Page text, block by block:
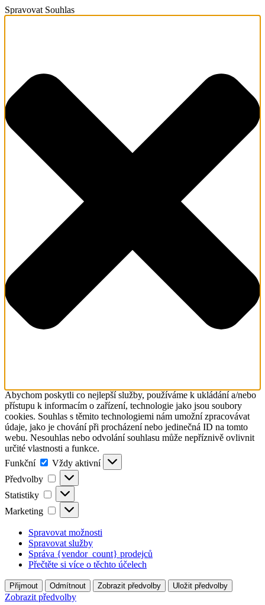
Spravovat Souhlas
Abychom poskytli co nejlepší služby, používáme k ukládání a/nebo
přístupu k informacím o zařízení, technologie jako jsou soubory
cookies. Souhlas s těmito technologiemi nám umožní zpracovávat
údaje, jako je chování při procházení nebo jedinečná ID na tomto
webu. Nesouhlas nebo odvolání souhlasu může nepříznivě ovlivnit
určité vlastnosti a funkce.
Funkční
Funkční
Vždy aktivní
Předvolby
Předvolby
Statistiky Statistiky
Marketing Marketing
Spravovat možnosti
Spravovat služby
Správa {vendor_count} prodejců
Přečtěte si více o těchto účelech
Přijmout Odmítnout Zobrazit předvolby Uložit předvolby
Zobrazit předvolby